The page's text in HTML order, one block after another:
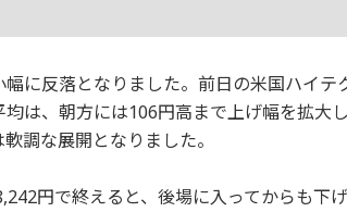
に反落となりました。前日の米国ハイ
は、朝方には106円高まで上げ幅を拡大
調な展開となりました。
円で終えると、後場に入ってからも下